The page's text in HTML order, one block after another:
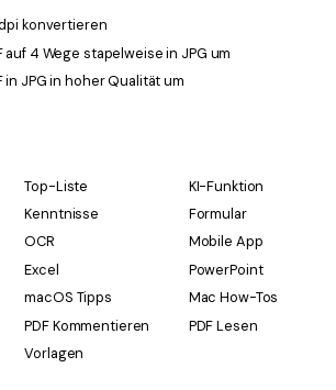
konvertieren
auf 4 Wege stapelweise in JPG um
in JPG in hoher Qualität um
Top-Liste
KI-Funktion
Kenntnisse
Formular
OCR
Mobile App
Excel
PowerPoint
macOS Tipps
Mac How-Tos
PDF Kommentieren
PDF Lesen
Vorlagen